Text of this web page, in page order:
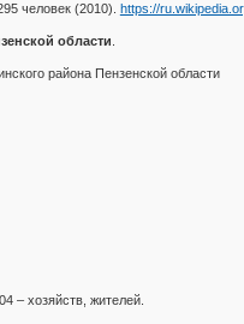
человек (2010). https://
области
района Пензенской области
– хозяйств, жителей.